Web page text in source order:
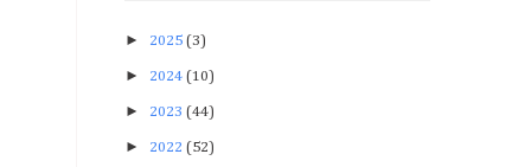
► 2025 (3)
► 2024 (10)
► 2023 (44)
► 2022 (52)